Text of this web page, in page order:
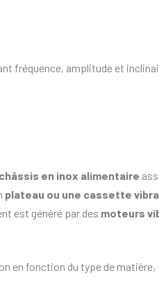
fréquence, amplitude et
châssis en inox alimentaire
plateau ou une cassette
est généré par des moteurs
en fonction du type de matière,